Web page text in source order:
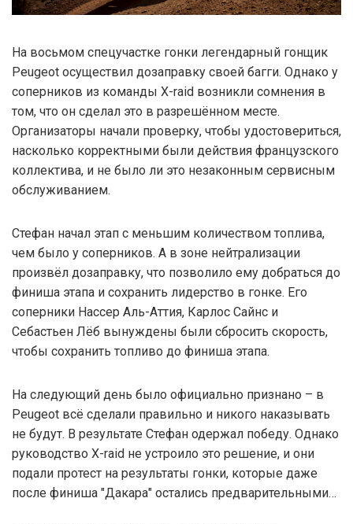
На восьмом спецучастке гонки легендарный гонщик
Peugeot осуществил дозаправку своей багги. Однако у
соперников из команды X-raid возникли сомнения в
том, что он сделал это в разрешённом месте.
Организаторы начали проверку, чтобы удостовериться,
насколько корректными были действия французского
коллектива, и не было ли это незаконным сервисным
обслуживанием.
Стефан начал этап с меньшим количеством топлива,
чем было у соперников. А в зоне нейтрализации
произвёл дозаправку, что позволило ему добраться до
финиша этапа и сохранить лидерство в гонке. Его
соперники Нассер Аль-Аттия, Карлос Сайнс и
Себастьен Лёб вынуждены были сбросить скорость,
чтобы сохранить топливо до финиша этапа.
На следующий день было официально признано – в
Peugeot всё сделали правильно и никого наказывать
не будут. В результате Стефан одержал победу. Однако
руководство X-raid не устроило это решение, и они
подали протест на результаты гонки, которые даже
после финиша "Дакара" остались предварительными…